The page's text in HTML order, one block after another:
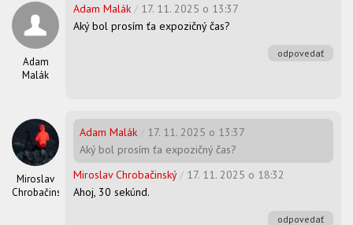
Adam
Malák
Adam Malák / 17. 11. 2025 o 13:37
Aký bol prosím ťa expozičný čas?
odpovedať
Miroslav
Chrobačinský
Adam Malák
17. 11. 2025 o 13:37
Aký bol prosím ťa expozičný čas?
Miroslav Chrobačinský/ 17. 11. 2025 o 18:32
Ahoj, 30 sekúnd.
odpovedať